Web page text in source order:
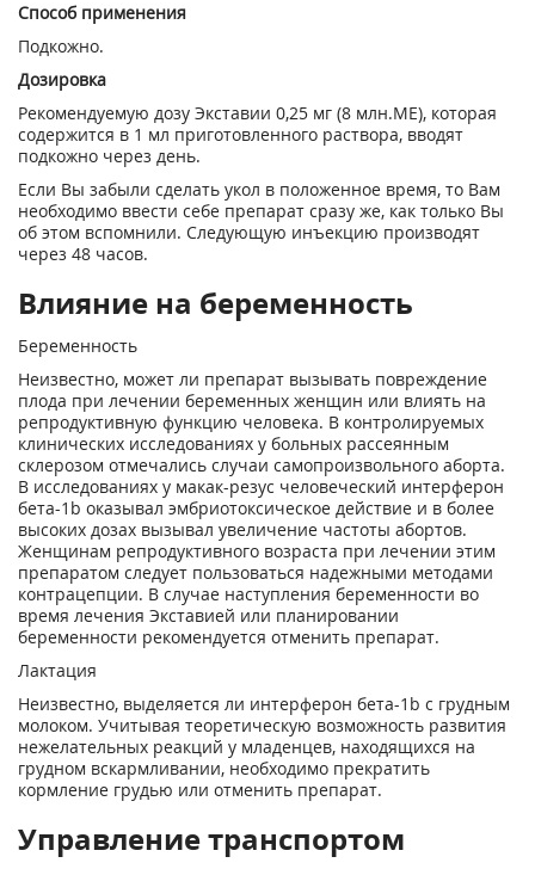
Способ применения
Подкожно.
Дозировка
Рекомендуемую дозу Экставии 0,25 мг (8 млн.МЕ), которая
содержится в 1 мл приготовленного раствора, вводят
подкожно через день.
Если Вы забыли сделать укол в положенное время, то Вам
необходимо ввести себе препарат сразу же, как только Вы
об этом вспомнили. Следующую инъекцию производят
через 48 часов.
Влияние на беременность
Беременность
Неизвестно, может ли препарат вызывать повреждение
плода при лечении беременных женщин или влиять на
репродуктивную функцию человека. В контролируемых
клинических исследованиях у больных рассеянным
склерозом отмечались случаи самопроизвольного аборта.
В исследованиях у макак-резус человеческий интерферон
бета-1b оказывал эмбриотоксическое действие и в более
высоких дозах вызывал увеличение частоты абортов.
Женщинам репродуктивного возраста при лечении этим
препаратом следует пользоваться надежными методами
контрацепции. В случае наступления беременности во
время лечения Экставией или планировании
беременности рекомендуется отменить препарат.
Лактация
Неизвестно, выделяется ли интерферон бета-1b с грудным
молоком. Учитывая теоретическую возможность развития
нежелательных реакций у младенцев, находящихся на
грудном вскармливании, необходимо прекратить
кормление грудью или отменить препарат.
Управление транспортом